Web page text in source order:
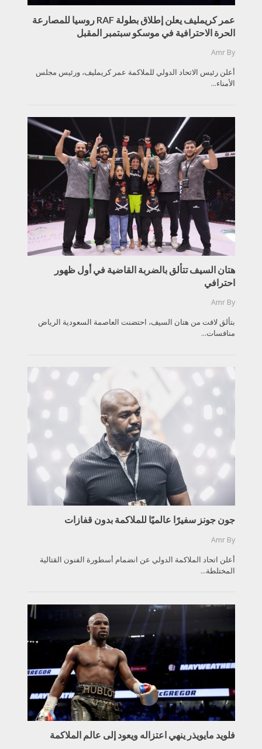
عمر كريمليف يعلن إطلاق بطولة RAF روسيا للمصارعة
الحرة الاحترافية في موسكو سبتمبر المقبل
By
Amr
أعلن رئيس الاتحاد الدولي للملاكمة عمر كريمليف، ورئيس مجلس
الأمناء...
هتان السيف تتألق بالضربة القاضية في أول ظهور
احترافي
By
Amr
بتألق لافت من هتان السيف، احتضنت العاصمة السعودية الرياض
منافسات...
جون جونز سفيرًا عالميًا للملاكمة بدون قفازات
By
Amr
أعلن اتحاد الملاكمة الدولي عن انضمام أسطورة الفنون القتالية
المختلطة...
فلويد مايويذر ينهي اعتزاله ويعود إلى عالم الملاكمة